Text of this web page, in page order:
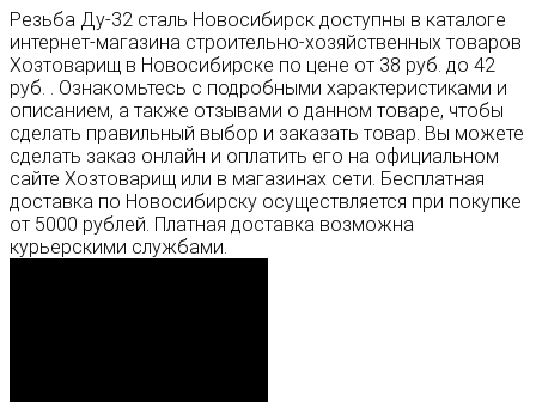
Резьба Ду-32 сталь Новосибирск доступны в каталоге
интернет-магазина строительно-хозяйственных товаров
Хозтоварищ в Новосибирске по цене от 38 руб. до 42
руб. . Ознакомьтесь с подробными характеристиками и
описанием, а также отзывами о данном товаре, чтобы
сделать правильный выбор и заказать товар. Вы можете
сделать заказ онлайн и оплатить его на официальном
сайте Хозтоварищ или в магазинах сети. Бесплатная
доставка по Новосибирску осуществляется при покупке
от 5000 рублей. Платная доставка возможна
курьерскими службами.